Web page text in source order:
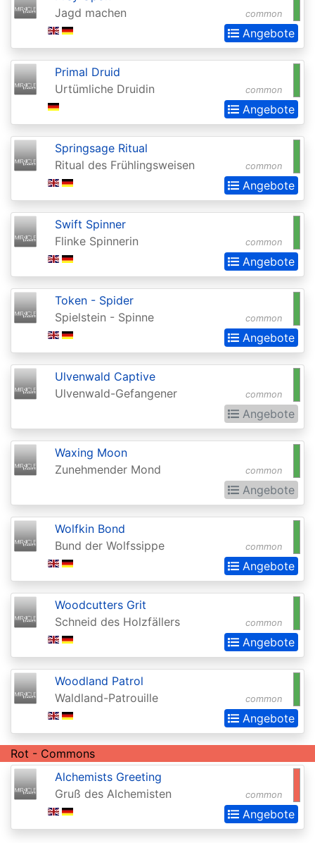
Legends:
for
Baldurs
Legends:
Extras
Commander:
Forgotten
Realms
Conflux
Conspiracy
Conspiracy:
Crown
Ascension
Darksteel
Dissension
Dominaria
Dominaria
Remastered
Remastered:
Extras
Dominaria
Dominaria
United:
Commander
Dominaria
United:
Extras
Double
common
Jagd machen
Angebote
common
Primal Druid
Urtümliche Druidin
Angebote
common
Springsage Ritual
Ritual des Frühlingsweisen
Angebote
common
Swift Spinner
Flinke Spinnerin
Angebote
common
Token - Spider
Spielstein - Spinne
Angebote
common
Ulvenwald Captive
Ulvenwald-Gefangener
Angebote
common
Waxing Moon
Zunehmender Mond
Angebote
common
Wolfkin Bond
Bund der Wolfssippe
Angebote
common
Woodcutters Grit
Schneid des Holzfällers
Angebote
common
Woodland Patrol
Waldland-Patrouille
Angebote
Rot - Commons
common
Alchemists Greeting
Gruß des Alchemisten
Angebote